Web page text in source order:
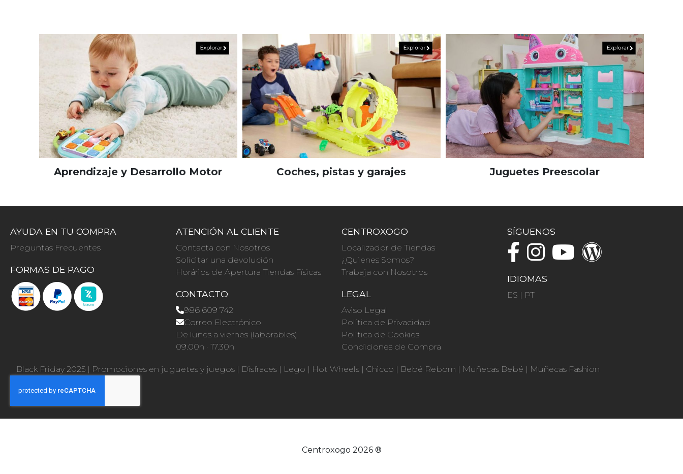
Aprendizaje y Desarrollo Motor Coches, pistas y garajes Juguetes Preescolar
AYUDA EN TU COMPRA
Preguntas Frecuentes
FORMAS DE PAGO
ATENCIÓN AL CLIENTE
Contacta con Nosotros
Solicitar una devolución
Horários de Apertura Tiendas Físicas
CONTACTO
986 609 742
Correo Electrónico
De lunes a viernes (laborables)
09.00h · 17.30h
CENTROXOGO
Localizador de Tiendas
¿Quienes Somos?
Trabaja con Nosotros
LEGAL
Aviso Legal
Política de Privacidad
Política de Cookies
Condiciones de Compra
SÍGUENOS
IDIOMAS
ES | PT
Black Friday 2025 | Promociones en juguetes y juegos | Disfraces | Lego | Hot Wheels | Chicco | Bebé Reborn | Muñecas Bebé | Muñecas Fashion
Centroxogo 2026 ®